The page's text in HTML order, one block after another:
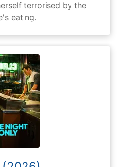
terrorised by the
eating.